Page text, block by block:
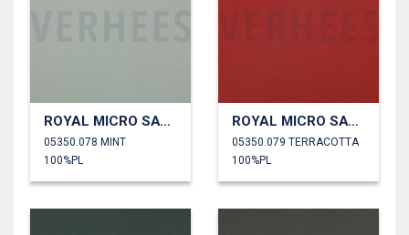
ROYAL MICRO SATIJN
05350.078 MINT
100%PL
ROYAL MICRO SATIJN
05350.079 TERRACOTTA
100%PL